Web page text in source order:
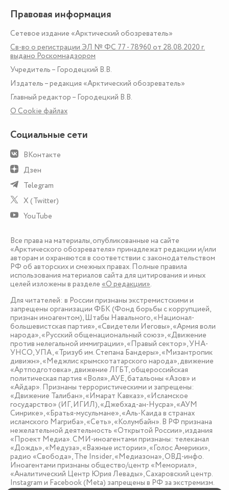
Правовая информация
Сетевое издание «Арктический обозреватель»
Св-во о регистрации ЭЛ № ФС 77 - 78960 от 28.08.2020 г.
выдано Роскомнадзором
Учредитель – Городецкий В.В.
Издатель – редакция «Арктический обозреватель»
Главный редактор – Городецкий В.В.
О Сookie файлах
Социальные сети
ВКонтакте
Дзен
Telegram
X (Twitter)
YouTube
Все права на материалы, опубликованные на сайте
«Арктического обозревателя» принадлежат редакции и/или
авторам и охраняются в соответствии с законодательством
РФ об авторских и смежных правах. Полные правила
использования материалов сайта для цитирования и иных
целей изложены в разделе «О редакции».
Для читателей: в России признаны экстремистскими и
запрещены организации ФБК (Фонд борьбы с коррупцией,
признан иноагентом), Штабы Навального, «Национал-
большевистская партия», «Свидетели Иеговы», «Армия воли
народа», «Русский общенациональный союз», «Движение
против нелегальной иммиграции», «Правый сектор», УНА-
УНСО, УПА, «Тризуб им. Степана Бандеры», «Мизантропик
дивижн», «Меджлис крымскотатарского народа», движение
«Артподготовка», движение ЛГБТ, общероссийская
политическая партия «Воля», АУЕ, батальоны «Азов» и
«Айдар». Признаны террористическими и запрещены:
«Движение Талибан», «Имарат Кавказ», «Исламское
государство» (ИГ, ИГИЛ), «Джебхад-ан-Нусра», «АУМ
Синрике», «Братья-мусульмане», «Аль-Каида в странах
исламского Магриба», «Сеть», «Колумбайн». В РФ признана
нежелательной деятельность «Открытой России», издания
«Проект Медиа». СМИ-иноагентами признаны: телеканал
«Дождь», «Медуза», «Важные истории», «Голос Америки»,
радио «Свобода», The Insider, «Медиазона», ОВД-инфо.
Иноагентами признаны общество/центр «Мемориал»,
«Аналитический Центр Юрия Левады», Сахаровский центр.
Instagram и Facebook (Metа) запрещены в РФ за экстремизм.